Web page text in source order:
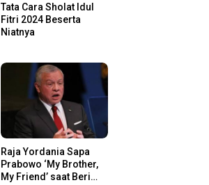
Tata Cara Sholat Idul
Fitri 2024 Beserta
Niatnya
Raja Yordania Sapa
Prabowo ‘My Brother,
My Friend’ saat Beri